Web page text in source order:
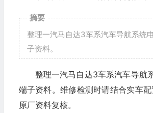
摘要
整理一汽马自达3车系汽车导航系统
子资料。
整理一汽马自达3车系汽车导航
端子资料。维修检测时请结合实车
原厂资料复核。